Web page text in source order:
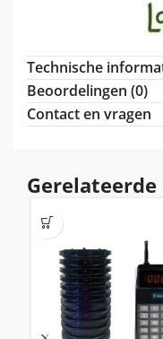
Technische
Beoordelingen (0)
Contact en vragen